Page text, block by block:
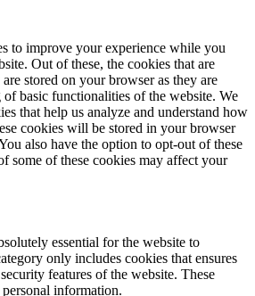
to improve your experience while you
Out of these, the cookies that are
are stored on your browser as they are
basic functionalities of the website. We
that help us analyze and understand how
cookies will be stored in your browser
also have the option to opt-out of these
some of these cookies may affect your
essential for the website to
only includes cookies that ensures
features of the website. These
information.